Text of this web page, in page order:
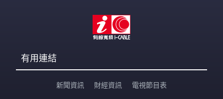
有用連結
新聞資訊 財經資訊 電視節目表